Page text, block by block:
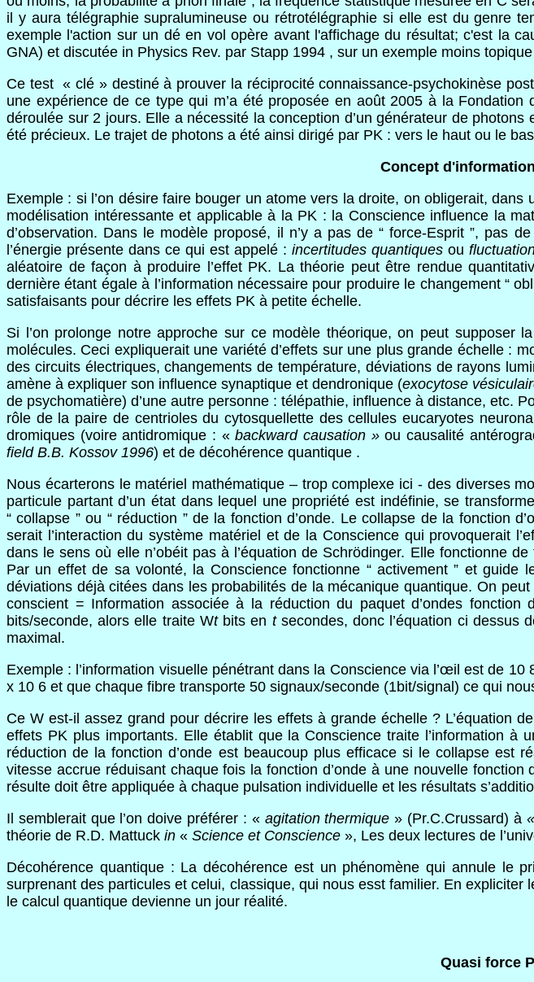
il y aura télégraphie supralumineuse ou rétrotélégraphie si elle est du genre
exemple l'action sur un dé en vol opère avant l'affichage du résultat; c'est la
GNA) et discutée in Physics Rev. par Stapp 1994 , sur un exemple moins
Ce test « clé » destiné à prouver la réciprocité connaissance-psychokinèse
une expérience de ce type qui m’a été proposée en août 2005 à la
déroulée sur 2 jours. Elle a nécessité la conception d’un générateur de
été précieux. Le trajet de photons a été ainsi dirigé par PK : vers le haut ou le
Concept
Exemple : si l’on désire faire bouger un atome vers la droite, on obligerait,
modélisation intéressante et applicable à la PK : la Conscience influence la
d’observation. Dans le modèle proposé, il n’y a pas de “ force-Esprit ”, pas
l’énergie présente dans ce qui est appelé : incertitudes quantiques ou
aléatoire de façon à produire l’effet PK. La théorie peut être rendue
dernière étant égale à l’information nécessaire pour produire le changement “
satisfaisants pour décrire les effets PK à petite échelle.
Si l’on prolonge notre approche sur ce modèle théorique, on peut supposer
molécules. Ceci expliquerait une variété d’effets sur une plus grande échelle :
des circuits électriques, changements de température, déviations de rayons
amène à expliquer son influence synaptique et dendronique (exocytose
de psychomatière) d’une autre personne : télépathie, influence à distance, etc.
rôle de la paire de centrioles du cytosquellette des cellules eucaryotes
dromiques (voire antidromique : «backward causation »ou causalité
field B.B. Kossov 1996) et de décohérence quantique .
Nous écarterons le matériel mathématique – trop complexe ici - des diverses
particule partant d’un état dans lequel une propriété est indéfinie, se
“ collapse ” ou “ réduction ” de la fonction d’onde. Le collapse de la fonction
serait l’interaction du système matériel et de la Conscience qui provoquerait
dans le sens où elle n’obéit pas à l’équation de Schrödinger. Elle fonctionne
Par un effet de sa volonté, la Conscience fonctionne “ activement ” et guide
déviations déjà citées dans les probabilités de la mécanique quantique. On
conscient = Information associée à la réduction du paquet d’ondes
bits/seconde, alors elle traite Wtbits en tsecondes, donc l’équation ci dessus
maximal.
Exemple : l’information visuelle pénétrant dans la Conscience via l’œil est de
x 10 6 et que chaque fibre transporte 50 signaux/seconde (1bit/signal) ce qui
Ce W est-il assez grand pour décrire les effets à grande échelle ? L’équation
effets PK plus importants. Elle établit que la Conscience traite l’information à
réduction de la fonction d’onde est beaucoup plus efficace si le collapse est
vitesse accrue réduisant chaque fois la fonction d’onde à une nouvelle
résulte doit être appliquée à chaque pulsation individuelle et les résultats
Il semblerait que l’on doive préférer : « agitation thermique » (Pr.C.Crussard) à
théorie de R.D. Mattuck in « Science et Conscience », Les deux lectures de
Décohérence quantique : La décohérence est un phénomène qui annule le
surprenant des particules et celui, classique, qui nous esst familier. En
le calcul quantique devienne un jour réalité.
Quasi force